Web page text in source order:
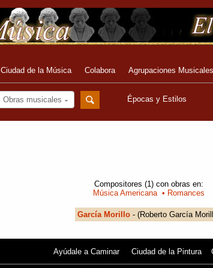
Ciudad de la Música Colabora Agrupaciones Musicales
Obras musicales Épocas y Estilos
Compositores (1) con obras en:
Música Americana• Romances
García Morillo - (Roberto García
Ayúdale a Caminar Ciudad de la Pintura